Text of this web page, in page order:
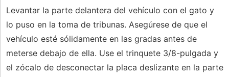
Levantar la parte delantera del vehículo con el gato y
lo puso en la toma de tribunas. Asegúrese de que el
vehículo esté sólidamente en las gradas antes de
meterse debajo de ella. Use el trinquete 3/8-pulgada y
el zócalo de desconectar la placa deslizante en la parte